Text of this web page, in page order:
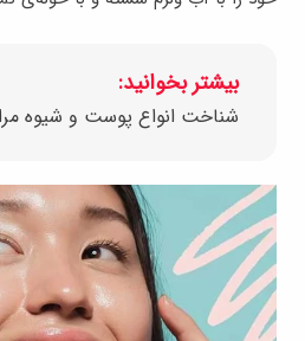
بیشتر بخوانید:
شناخت انواع پوست و شیوه